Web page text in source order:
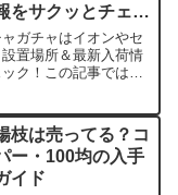
をサクッとチェッ
ガチャはイオンやセ
置場所＆最新入荷情
ク！この記事では、
を手短に紹介しま
（1カプセ...
枝は売ってる？コ
ー・100均の入手
イド